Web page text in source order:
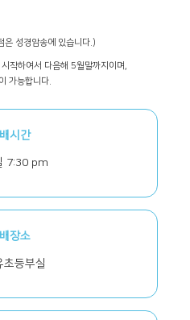
은 성경암송에 있습니다.)
작하여서 다음해 5월말까지이며,
가능합니다.
시간
7:30 pm
장소
초등부실